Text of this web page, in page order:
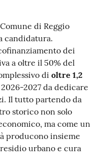
di Reggio
candidatura.
dei
a oltre il 50% del
di oltre 1,2
2027 da dedicare
Il tutto partendo da
storico non solo
ma come un
producono insieme
urbano e cura